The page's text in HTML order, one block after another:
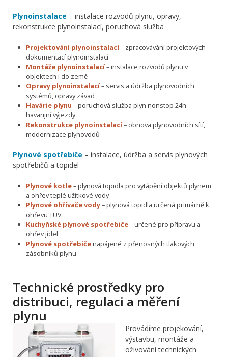
Plynoinstalace – instalace rozvodů plynu, opravy,
rekonstrukce plynoinstalací, poruchová služba
Projektování plynoinstalací– zpracovávání projektových
dokumentací plynoinstalací
Montáže plynoinstalací– instalace rozvodů plynu v
objektech i do země
Opravy plynoinstalací– servis a údržba plynovodních
systémů, opravy závad
Havárie plynu – poruchová služba plyn nonstop 24h –
havarijní výjezdy
Rekonstrukce plynoinstalací– obnova plynovodních sítí,
modernizace plynovodů
Plynové spotřebiče – instalace, údržba a servis plynových
spotřebičů a topidel
Plynové kotle– plynová topidla pro vytápění objektů plynem
a ohřev teplé užitkové vody
Plynové ohřívače vody– plynová topidla určená primárně k
ohřevu TUV
Kuchyňské plynové spotřebiče– určené pro přípravu a
ohřev jídel
Plynové spotřebičenapájené z přenosných tlakových
zásobníků plynu
Technické prostředky pro
distribuci, regulaci a měření
plynu
Provádíme projekování,
výstavbu, montáže a
oživování technických